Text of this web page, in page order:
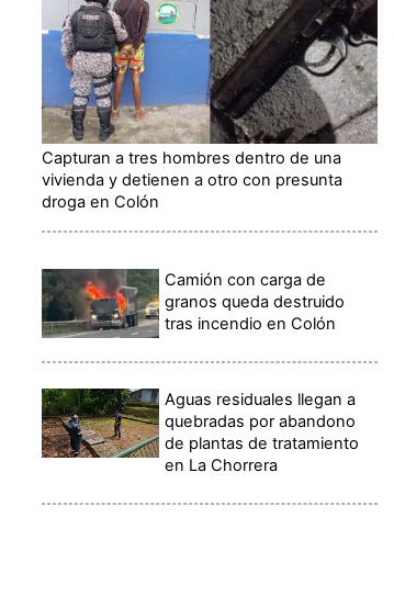
Capturan a tres hombres dentro de una
vivienda y detienen a otro con presunta
droga en Colón
Camión con carga de
granos queda destruido
tras incendio en Colón
Aguas residuales llegan a
quebradas por abandono
de plantas de tratamiento
en La Chorrera